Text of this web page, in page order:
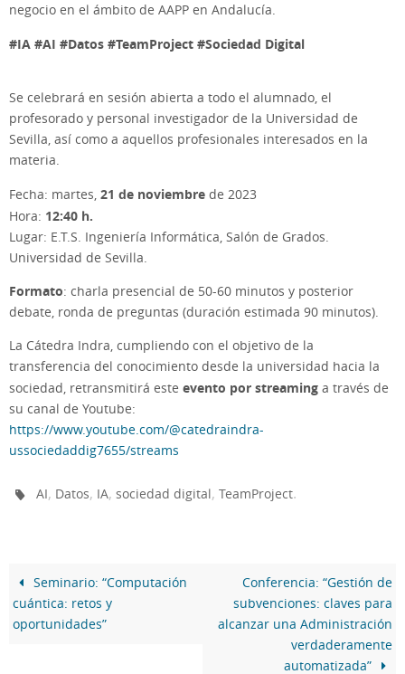
negocio en el ámbito de AAPP en Andalucía.
#IA #AI #Datos #TeamProject #Sociedad Digital
Se celebrará en sesión abierta a todo el alumnado, el
profesorado y personal investigador de la Universidad de
Sevilla, así como a aquellos profesionales interesados en la
materia.
Fecha: martes, 21 de noviembre de 2023
Hora: 12:40 h.
Lugar: E.T.S. Ingeniería Informática, Salón de Grados.
Universidad de Sevilla.
Formato: charla presencial de 50-60 minutos y posterior
debate, ronda de preguntas (duración estimada 90 minutos).
La Cátedra Indra, cumpliendo con el objetivo de la
transferencia del conocimiento desde la universidad hacia la
sociedad, retransmitirá este evento por streaming a través de
su canal de Youtube:
https://www.youtube.com/@catedraindra-
ussociedaddig7655/streams
AI, Datos, IA,sociedad digital,TeamProject.
Seminario: “Computación
cuántica: retos y
oportunidades”
Conferencia: “Gestión de
subvenciones: claves para
alcanzar una Administración
verdaderamente
automatizada”